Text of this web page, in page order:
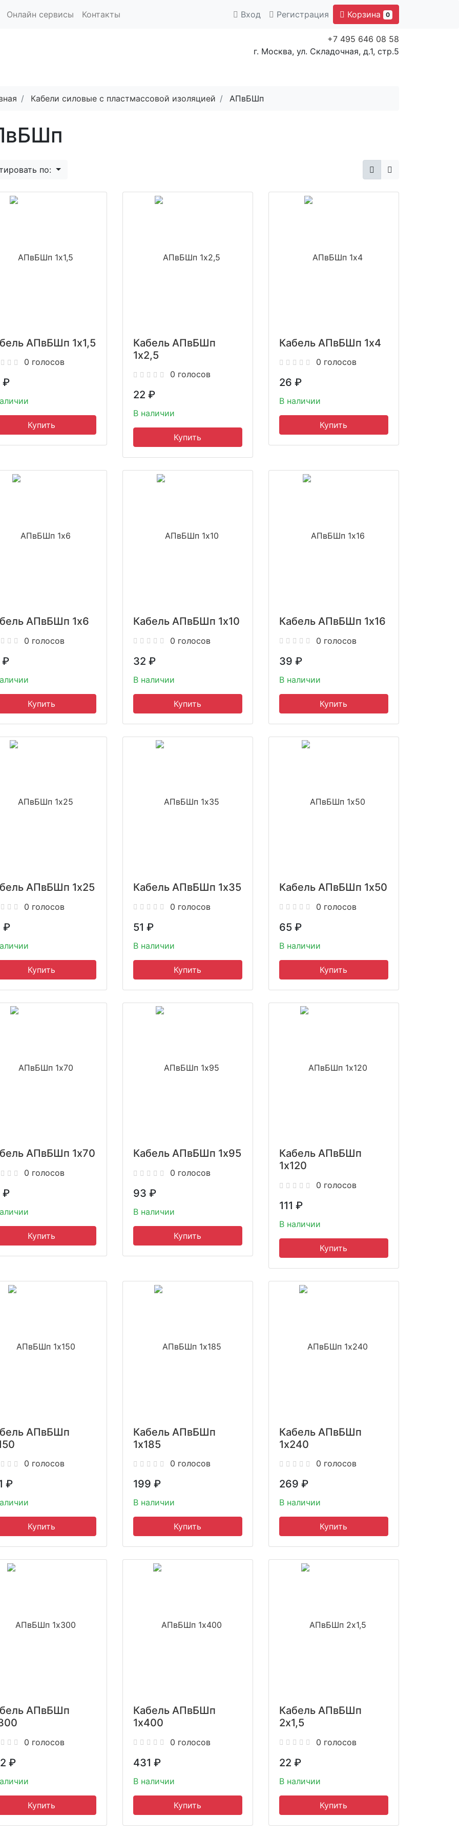
Онлайн сервисы Контакты Вход Регистрация Корзина 0
+7 495 646 08 58
г. Москва, ул. Складочная, д.1, стр.5
Кабели силовые с пластмассовой изоляцией АПвБШп
по:
АПвБШп 1x1,5
0 голосов
₽
Кабель АПвБШп
1x2,5
0 голосов
22 ₽
В наличии
Кабель АПвБШп 1x4
0 голосов
26 ₽
В наличии
АПвБШп 1x6
0 голосов
₽
Кабель АПвБШп 1x10
0 голосов
32 ₽
В наличии
Кабель АПвБШп 1x16
0 голосов
39 ₽
В наличии
АПвБШп 1x25
0 голосов
₽
Кабель АПвБШп 1x35
0 голосов
51 ₽
В наличии
Кабель АПвБШп 1x50
0 голосов
65 ₽
В наличии
АПвБШп 1x70
0 голосов
₽
Кабель АПвБШп 1x95
0 голосов
93 ₽
В наличии
Кабель АПвБШп
1x120
0 голосов
111 ₽
В наличии
АПвБШп
0 голосов
₽
Кабель АПвБШп
1x185
0 голосов
199 ₽
В наличии
Кабель АПвБШп
1x240
0 голосов
269 ₽
В наличии
АПвБШп
0 голосов
₽
Кабель АПвБШп
1x400
0 голосов
431 ₽
В наличии
Кабель АПвБШп
2x1,5
0 голосов
22 ₽
В наличии